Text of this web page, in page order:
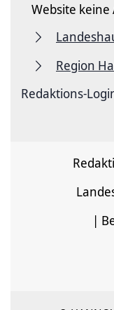
Website keine
Region
Redaktions-
|